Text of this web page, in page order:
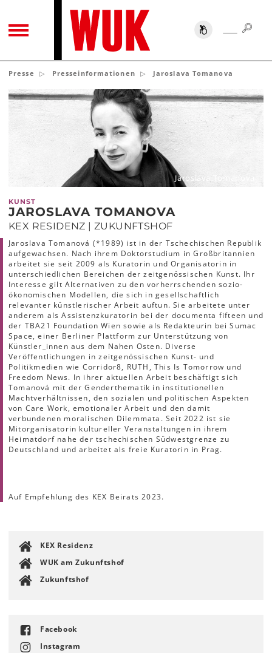
TOGGLE NAVIGATION SUCHE
Presse Presseinformationen Jaroslava Tomanova
Jaroslava Tomanova
KUNST
JAROSLAVA TOMANOVA
KEX RESIDENZ | ZUKUNFTSHOF
Jaroslava Tomanová (*1989) ist in der Tschechischen Republik
aufgewachsen. Nach ihrem Doktorstudium in Großbritannien
arbeitet sie seit 2009 als Kuratorin und Organisatorin in
unterschiedlichen Bereichen der zeitgenössischen Kunst. Ihr
Interesse gilt Alternativen zu den vorherrschenden sozio-
ökonomischen Modellen, die sich in gesellschaftlich
relevanter künstlerischer Arbeit auftun. Sie arbeitete unter
anderem als Assistenzkuratorin bei der documenta fifteen und
der TBA21 Foundation Wien sowie als Redakteurin bei Sumac
Space, einer Berliner Plattform zur Unterstützung von
Künstler_innen aus dem Nahen Osten. Diverse
Veröffentlichungen in zeitgenössischen Kunst- und
Politikmedien wie Corridor8, RUTH, This Is Tomorrow und
Freedom News. In ihrer aktuellen Arbeit beschäftigt sich
Tomanová mit der Genderthematik in institutionellen
Machtverhältnissen, den sozialen und politischen Aspekten
von Care Work, emotionaler Arbeit und den damit
verbundenen moralischen Dilemmata. Seit 2022 ist sie
Mitorganisatorin kultureller Veranstaltungen in ihrem
Heimatdorf nahe der tschechischen Südwestgrenze zu
Deutschland und arbeitet als freie Kuratorin in Prag.
Auf Empfehlung des KEX Beirats 2023.
KEX Residenz
WUK am Zukunftshof
Zukunftshof
Facebook
Instagram